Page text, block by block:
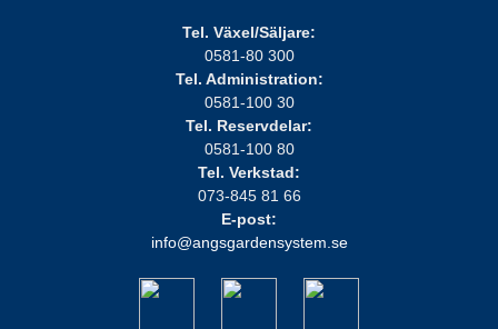
Tel. Växel/Säljare:
0581-80 300
Tel. Administration:
0581-100 30
Tel. Reservdelar:
0581-100 80
Tel. Verkstad:
073-845 81 66
E-post:
info@angsgardensystem.se